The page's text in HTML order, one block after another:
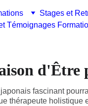
Stages et
Témoignages
d'Être
fascinant
thérapeute